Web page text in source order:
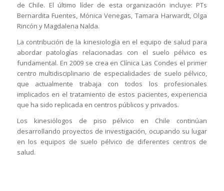
de Chile. El último líder de esta organización incluye: PTs
Bernardita Fuentes, Mónica Venegas, Tamara Harwardt, Olga
Rincón y Magdalena Nalda.
La contribución de la kinesiología en el equipo de salud para
abordar patologías relacionadas con el suelo pélvico es
fundamental. En 2009 se crea en Clínica Las Condes el primer
centro multidisciplinario de especialidades de suelo pélvico,
que actualmente trabaja con todos los profesionales
implicados en el tratamiento de estos pacientes, experiencia
que ha sido replicada en centros públicos y privados.
Los kinesiólogos de piso pélvico en Chile continúan
desarrollando proyectos de investigación, ocupando su lugar
en los equipos de suelo pélvico de diferentes centros de
salud.